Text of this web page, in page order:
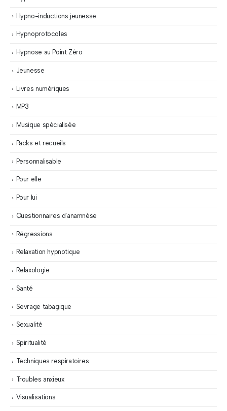
Hypno-inductions jeunesse
Hypnoprotocoles
Hypnose au Point Zéro
Jeunesse
Livres numériques
MP3
Musique spécialisée
Packs et recueils
Personnalisable
Pour elle
Pour lui
Questionnaires d’anamnèse
Régressions
Relaxation hypnotique
Relaxologie
Santé
Sevrage tabagique
Sexualité
Spiritualité
Techniques respiratoires
Troubles anxieux
Visualisations